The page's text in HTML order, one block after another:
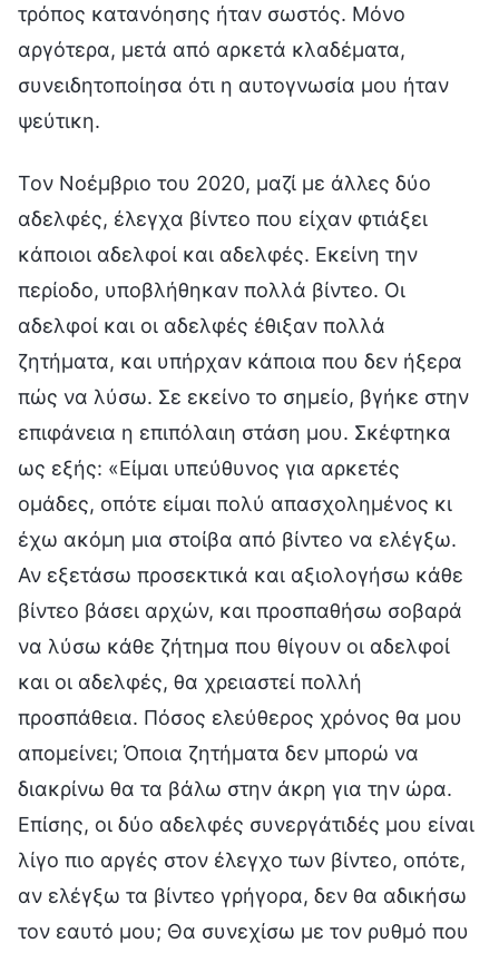
τρόπος κατανόησης ήταν σωστός. Μόνο
αργότερα, μετά από αρκετά κλαδέματα,
συνειδητοποίησα ότι η αυτογνωσία μου ήταν
ψεύτικη.
Τον Νοέμβριο του 2020, μαζί με άλλες δύο
αδελφές, έλεγχα βίντεο που είχαν φτιάξει
κάποιοι αδελφοί και αδελφές. Εκείνη την
περίοδο, υποβλήθηκαν πολλά βίντεο. Οι
αδελφοί και οι αδελφές έθιξαν πολλά
ζητήματα, και υπήρχαν κάποια που δεν ήξερα
πώς να λύσω. Σε εκείνο το σημείο, βγήκε στην
επιφάνεια η επιπόλαιη στάση μου. Σκέφτηκα
ως εξής: «Είμαι υπεύθυνος για αρκετές
ομάδες, οπότε είμαι πολύ απασχολημένος κι
έχω ακόμη μια στοίβα από βίντεο να ελέγξω.
Αν εξετάσω προσεκτικά και αξιολογήσω κάθε
βίντεο βάσει αρχών, και προσπαθήσω σοβαρά
να λύσω κάθε ζήτημα που θίγουν οι αδελφοί
και οι αδελφές, θα χρειαστεί πολλή
προσπάθεια. Πόσος ελεύθερος χρόνος θα μου
απομείνει; Όποια ζητήματα δεν μπορώ να
διακρίνω θα τα βάλω στην άκρη για την ώρα.
Επίσης, οι δύο αδελφές συνεργάτιδές μου είναι
λίγο πιο αργές στον έλεγχο των βίντεο, οπότε,
αν ελέγξω τα βίντεο γρήγορα, δεν θα αδικήσω
τον εαυτό μου; Θα συνεχίσω με τον ρυθμό που